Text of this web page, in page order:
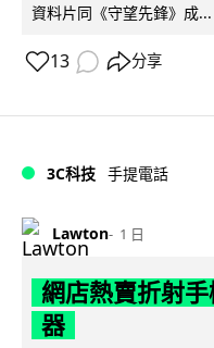
資料片同《守望先鋒》成...
13 分享
3C科技 手提電話
Lawton 1 日
網店熱賣折射
器